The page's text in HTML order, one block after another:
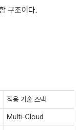
구조이다.
적용 기술 스택
Multi-Cloud